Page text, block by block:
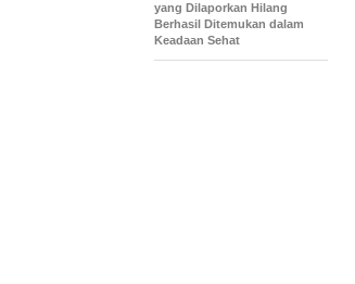
yang Dilaporkan Hilang
Berhasil Ditemukan dalam
Keadaan Sehat